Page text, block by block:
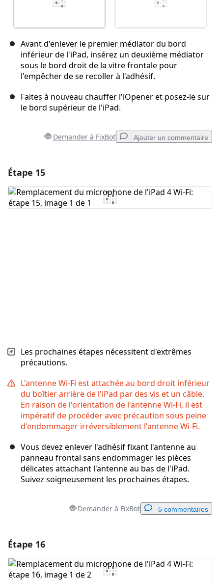
Avant d'enlever le premier médiator du bord
inférieur de l'iPad, insérez un deuxième médiator
sous le bord droit de la vitre frontale pour
l'empêcher de se recoller à l'adhésif.
Faites à nouveau chauffer l'iOpener et posez-le sur
le bord supérieur de l'iPad.
Demander à FixBot Ajouter un commentaire
Ajouter un commentaire
Étape 15
Les prochaines étapes nécessitent d'extrêmes
précautions.
L'antenne Wi-Fi est attachée au bord droit inférieur
du boîtier arrière de l'iPad par des vis et un câble.
En raison de l'orientation de l'antenne Wi-Fi, il est
impératif de procéder avec précaution sous peine
d'endommager irréversiblement l'antenne Wi-Fi.
Vous devez enlever l'adhésif fixant l'antenne au
panneau frontal sans endommager les pièces
délicates attachant l'antenne au bas de l'iPad.
Suivez soigneusement les prochaines étapes.
Demander à FixBot 5 commentaires
Ajouter un commentaire
Étape 16